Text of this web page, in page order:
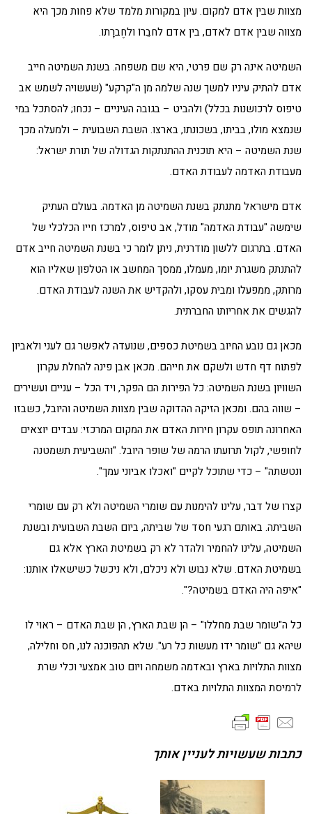
מצוות שבין אדם למקום. עיון במקורות מלמד שלא פחות מכך היא
מצווה שבין אדם לאדם, בין אדם לחבֵרוֹ ולחֶברָתו.
השמיטה אינה רק שם פרטי, היא שם משפחה. בשנת השמיטה חייב
אדם להתיק עיניו למשך שנה שלמה מן ה"קרקע" (שעשויה לשמש אב
טיפוס לרכושנות בכלל) ולהביט – בגובה העיניים – נכחו; להסתכל במי
שנמצא מולו, בביתו, בשכונתו, בארצו. השבת השבועית – ולמעלה מכך
שנת השמיטה – היא תוכנית ההתנתקות הגדולה של תורת ישראל:
מעבודת האדמה לעבודת האדם.
אדם מישראל מתנתק בשנת השמיטה מן האדמה. בעולם העתיק
שימשה "עבודת האדמה" מודל, אב טיפוס, למרכז חייו הכלכלי של
האדם. בתרגום ללשון מודרנית, ניתן לומר כי בשנת השמיטה חייב אדם
להתנתק משגרת יומו, מעמלו, ממסך המחשב או הטלפון שאליו הוא
מרותק, ממפעלו ומבית עסקו, ולהקדיש את השנה לעבודת האדם.
להגשים את אחריותו החברתית.
מכאן גם נובע החיוב בשמיטת כספים, שנועדה לאפשר גם לעני ולאביון
לפתוח דף חדש ולשקם את חייהם. מכאן אבן פינה להחלת עקרון
השוויון בשנת השמיטה: כל הפירות הם הפקר, ויד הכל – עניים ועשירים
– שווה בהם. ומכאן הזיקה ההדוקה שבין מצוות השמיטה והיובל, כשבזו
האחרונה תופס עקרון חירות האדם את המקום המרכזי: עבדים יוצאים
לחופשי, לקול תרועתו הרמה של שופר היובל. "והשביעית תשמטנה
ונטשתה" – כדי שתוכל לקיים "ואכלו אביוני עמך".
קצרו של דבר, עלינו להימנות עם שומרי השמיטה ולא רק עם שומרי
השביתה. באותם רגעי חסד של שביתה, ביום השבת השבועית ובשנת
השמיטה, עלינו להחמיר ולהדר לא רק בשמיטת הארץ אלא גם
בשמיטת האדם. שלא נבוש ולא ניכלם, ולא ניכשל כשישאלו אותנו:
"איפה היה האדם בשמיטה?".
כל ה"שומר שבת מחללו" – הן שבת הארץ, הן שבת האדם – ראוי לו
שיהא גם "שומר ידו מעשות כל רע". שלא תהפוכנה לנו, חס וחלילה,
מצוות התלויות בארץ ובאדמה משמחה ויום טוב אמצעי וכלי שרת
לרמיסת המצוות התלויות באדם.
כתבות שעשויות לעניין אותך